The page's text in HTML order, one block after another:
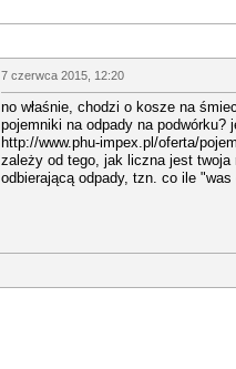
7 czerwca 2015, 12:20
no właśnie, chodzi o kosze na
pojemniki na odpady na podwórku?
http://www.phu-impex.pl/oferta/
zależy od tego, jak liczna jest
odbierającą odpady, tzn. co ile "was